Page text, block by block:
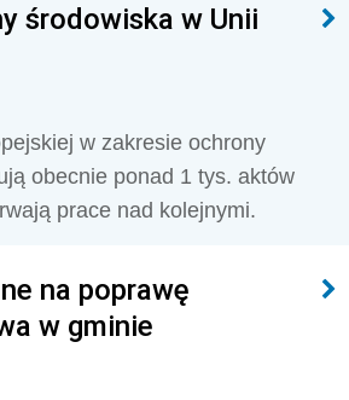
środowiska w Unii
w zakresie ochrony
obecnie ponad 1 tys. aktów
prace nad kolejnymi.
na poprawę
w gminie